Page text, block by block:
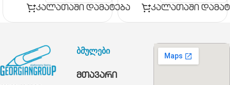
კალათაში დამატება
კალათაში
ბმულები
მთავარი